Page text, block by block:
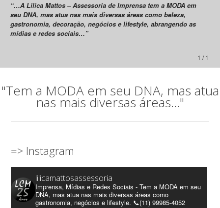
“…A Lilica Mattos – Assessoria de Imprensa tem a MODA em
seu DNA, mas atua nas mais diversas áreas como beleza,
gastronomia, decoração, negócios e lifestyle, abrangendo as
mídias e redes sociais…”
1 / 1
"Tem a MODA em seu DNA, mas atua
nas mais diversas áreas..."
=> Instagram
lilicamattosassessoria
Imprensa, Mídias e Redes Sociais - Tem a MODA em seu
DNA, mas atua nas mais diversas áreas como
gastronomia, negócios e lifestyle. 📞(11) 99985-4052